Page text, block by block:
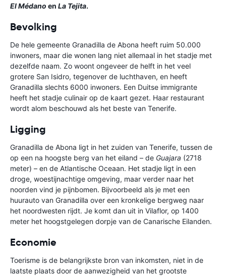
El Médano en La Tejita.
Bevolking
De hele gemeente Granadilla de Abona heeft ruim 50.000
inwoners, maar die wonen lang niet allemaal in het stadje met
dezelfde naam. Zo woont ongeveer de helft in het veel
grotere San Isidro, tegenover de luchthaven, en heeft
Granadilla slechts 6000 inwoners. Een Duitse immigrante
heeft het stadje culinair op de kaart gezet. Haar restaurant
wordt alom beschouwd als het beste van Tenerife.
Ligging
Granadilla de Abona ligt in het zuiden van Tenerife, tussen de
op een na hoogste berg van het eiland – de Guajara (2718
meter) – en de Atlantische Oceaan. Het stadje ligt in een
droge, woestijnachtige omgeving, maar verder naar het
noorden vind je pijnbomen. Bijvoorbeeld als je met een
huurauto van Granadilla over een kronkelige bergweg naar
het noordwesten rijdt. Je komt dan uit in Vilaflor, op 1400
meter het hoogstgelegen dorpje van de Canarische Eilanden.
Economie
Toerisme is de belangrijkste bron van inkomsten, niet in de
laatste plaats door de aanwezigheid van het grootste